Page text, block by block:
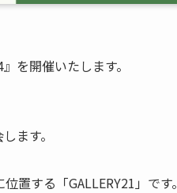
を開催いたします。
ます。
する「GALLERY21」です。